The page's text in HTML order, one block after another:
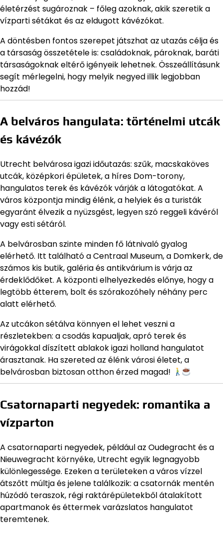
életérzést sugároznak – főleg azoknak, akik szeretik a
vízparti sétákat és az eldugott kávézókat.
A döntésben fontos szerepet játszhat az utazás célja és
a társaság összetétele is: családoknak, pároknak, baráti
társaságoknak eltérő igényeik lehetnek. Összeállításunk
segít mérlegelni, hogy melyik negyed illik legjobban
hozzád!
A belváros hangulata: történelmi utcák
és kávézók
Utrecht belvárosa igazi időutazás: szűk, macskaköves
utcák, középkori épületek, a híres Dom-torony,
hangulatos terek és kávézók várják a látogatókat. A
város központja mindig élénk, a helyiek és a turisták
egyaránt élvezik a nyüzsgést, legyen szó reggeli kávéról
vagy esti sétáról.
A belvárosban szinte minden fő látnivaló gyalog
elérhető. Itt található a Centraal Museum, a Domkerk, de
számos kis butik, galéria és antikvárium is várja az
érdeklődőket. A központi elhelyezkedés előnye, hogy a
legtöbb étterem, bolt és szórakozóhely néhány perc
alatt elérhető.
Az utcákon sétálva könnyen el lehet veszni a
részletekben: a csodás kapualjak, apró terek és
virágokkal díszített ablakok igazi holland hangulatot
árasztanak. Ha szereted az élénk városi életet, a
belvárosban biztosan otthon érzed magad!
Csatornaparti negyedek: romantika a
vízparton
A csatornaparti negyedek, például az Oudegracht és a
Nieuwegracht környéke, Utrecht egyik legnagyobb
különlegessége. Ezeken a területeken a város vízzel
átszőtt múltja és jelene találkozik: a csatornák mentén
húzódó teraszok, régi raktárépületekből átalakított
apartmanok és éttermek varázslatos hangulatot
teremtenek.